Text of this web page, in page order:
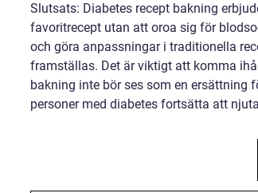
Slutsats: Diabetes recept bakning
favoritrecept utan att oroa sig för
och göra anpassningar i traditionella
framställas. Det är viktigt att komma
bakning inte bör ses som en ersättning
personer med diabetes fortsätta att